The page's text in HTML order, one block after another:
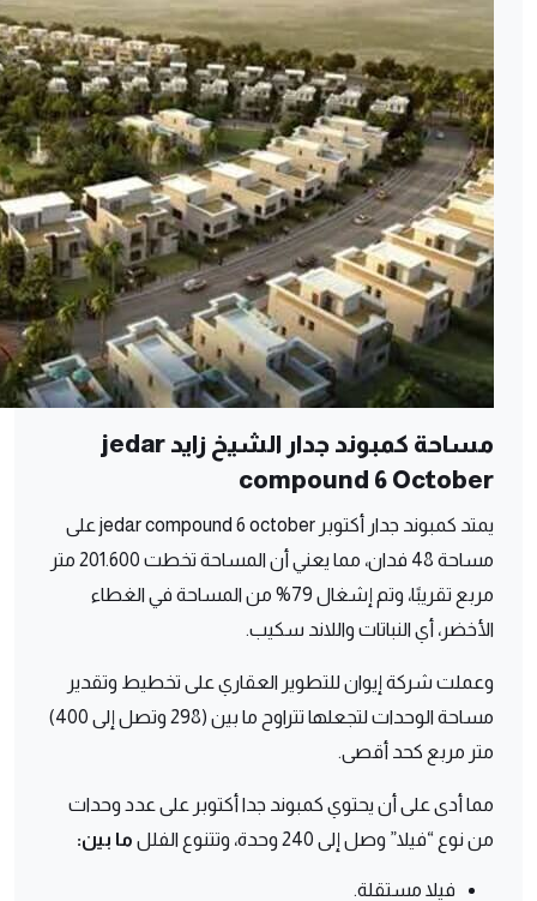
مساحة كمبوند جدار الشيخ زايد jedar
compound 6 October
يمتد كمبوند جدار أكتوبر jedar compound 6 october على
مساحة 48 فدان، مما يعني أن المساحة تخطت 201.600 متر
مربع تقريبًا، وتم إشغال 79% من المساحة في الغطاء
الأخضر، أي النباتات واللاند سكيب.
وعملت شركة إيوان للتطوير العقاري على تخطيط وتقدير
مساحة الوحدات لتجعلها تتراوح ما بين (298 وتصل إلى 400)
متر مربع كحد أقصى.
مما أدى على أن يحتوي كمبوند جدا أكتوبر على عدد وحدات
من نوع “فيلا” وصل إلى 240 وحدة، وتتنوع الفلل
ما بين:
فيلا مستقلة.